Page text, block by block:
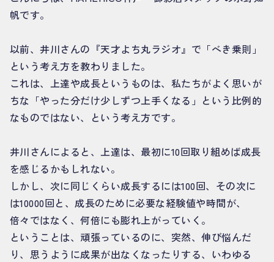
帆です。
以前、井川さんの『天才よち丸ラジオ』で「べき乗則」
という考え方を教わりました。
これは、上達や成長というものは、私たちがよく思いが
ちな「やった分だけ少しずつ上手くなる」という比例的
なものではない、という考え方です。
井川さんによると、上達は、最初に10回取り組めば成長
を感じるかもしれない。
しかし、次に同じくらい成長するには100回、その次に
は10000回と、成長のために必要な経験値や時間が、
倍々ではなく、何倍にも膨れ上がっていく。
ということは、頑張っているのに、突然、伸び悩んだ
り、思うように成果が出なくなったりする、いわゆる